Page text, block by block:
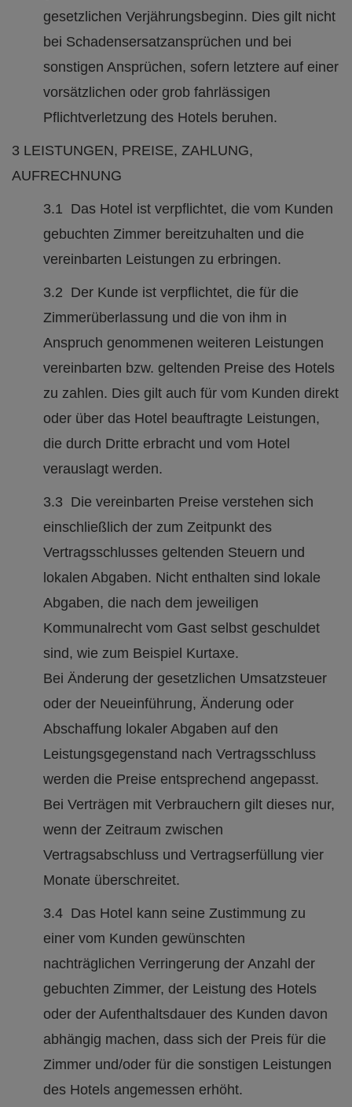
gesetzlichen Verjährungsbeginn. Dies gilt nicht
bei Schadensersatzansprüchen und bei
sonstigen Ansprüchen, sofern letztere auf einer
vorsätzlichen oder grob fahrlässigen
Pflichtverletzung des Hotels beruhen.
3 LEISTUNGEN, PREISE, ZAHLUNG,
AUFRECHNUNG
3.1 Das Hotel ist verpflichtet, die vom Kunden
gebuchten Zimmer bereitzuhalten und die
vereinbarten Leistungen zu erbringen.
3.2 Der Kunde ist verpflichtet, die für die
Zimmerüberlassung und die von ihm in
Anspruch genommenen weiteren Leistungen
vereinbarten bzw. geltenden Preise des Hotels
zu zahlen. Dies gilt auch für vom Kunden direkt
oder über das Hotel beauftragte Leistungen,
die durch Dritte erbracht und vom Hotel
verauslagt werden.
3.3 Die vereinbarten Preise verstehen sich
einschließlich der zum Zeitpunkt des
Vertragsschlusses geltenden Steuern und
lokalen Abgaben. Nicht enthalten sind lokale
Abgaben, die nach dem jeweiligen
Kommunalrecht vom Gast selbst geschuldet
sind, wie zum Beispiel Kurtaxe.
Bei Änderung der gesetzlichen Umsatzsteuer
oder der Neueinführung, Änderung oder
Abschaffung lokaler Abgaben auf den
Leistungsgegenstand nach Vertragsschluss
werden die Preise entsprechend angepasst.
Bei Verträgen mit Verbrauchern gilt dieses nur,
wenn der Zeitraum zwischen
Vertragsabschluss und Vertragserfüllung vier
Monate überschreitet.
3.4 Das Hotel kann seine Zustimmung zu
einer vom Kunden gewünschten
nachträglichen Verringerung der Anzahl der
gebuchten Zimmer, der Leistung des Hotels
oder der Aufenthaltsdauer des Kunden davon
abhängig machen, dass sich der Preis für die
Zimmer und/oder für die sonstigen Leistungen
des Hotels angemessen erhöht.